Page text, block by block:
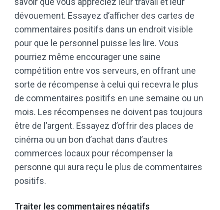
dévouement. Essayez d’afficher des cartes de
commentaires positifs dans un endroit visible
pour que le personnel puisse les lire. Vous
pourriez même encourager une saine
compétition entre vos serveurs, en offrant une
sorte de récompense à celui qui recevra le plus
de commentaires positifs en une semaine ou un
mois. Les récompenses ne doivent pas toujours
être de l’argent. Essayez d’offrir des places de
cinéma ou un bon d’achat dans d’autres
commerces locaux pour récompenser la
personne qui aura reçu le plus de commentaires
positifs.
Traiter les commentaires négatifs